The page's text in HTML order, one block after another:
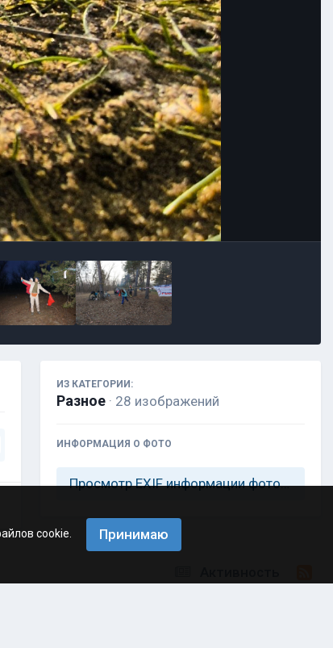
ИЗ КАТЕГОРИИ:
Разное · 28 изображений
ИНФОРМАЦИЯ О ФОТО
Просмотр EXIF информации фотографии
cookie. Принимаю